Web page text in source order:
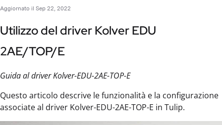
Aggiornato il Sep 22, 2022
Utilizzo del driver Kolver EDU
2AE/TOP/E
Guida al driver Kolver-EDU-2AE-TOP-E
Questo articolo descrive le funzionalità e la configurazione
associate al driver Kolver-EDU-2AE-TOP-E in Tulip.